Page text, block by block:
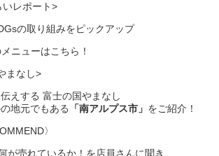
レポート>
の取り組みをピックアップ
ニューはこちら！
まなし>
えする 富士の国やまなし
地元でもある
「南アルプス市」 をご紹介！
〉
が売れているか！を店員さんに聞き、